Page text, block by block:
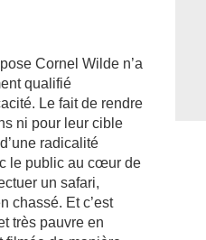
Cornel Wilde n’a
qualifié
Le fait de rendre
ni pour leur cible
radicalité
le public au cœur de
un safari,
chassé. Et c’est
très pauvre en